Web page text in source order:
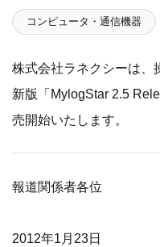
コンピュータ・通信機器
株式会社ラネクシーは、
新版「MylogStar 2.5
売開始いたします。
報道関係者各位
2012年1月23日